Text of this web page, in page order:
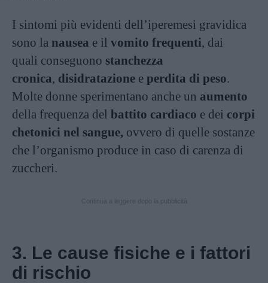
I sintomi più evidenti dell’iperemesi gravidica
sono la nausea e il vomito frequenti, dai
quali conseguono stanchezza
cronica, disidratazione e perdita di peso.
Molte donne sperimentano anche un aumento
della frequenza del battito cardiaco e dei corpi
chetonici nel sangue, ovvero di quelle sostanze
che l’organismo produce in caso di carenza di
zuccheri.
3. Le cause fisiche e i fattori
di rischio